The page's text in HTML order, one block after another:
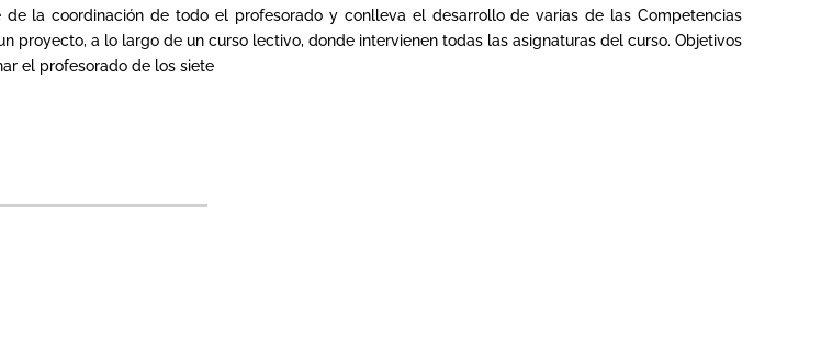
la coordinación de todo el profesorado y conlleva el desarrollo de varias de las Competencias
proyecto, a lo largo de un curso lectivo, donde intervienen todas las asignaturas del curso. Objetivos
el profesorado de los siete